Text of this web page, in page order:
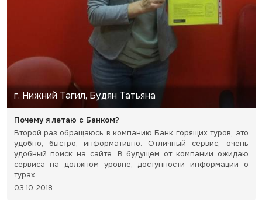
г. Нижний Тагил, Будян Татьяна
Почему я летаю с Банком?
Второй раз обращаюсь в компанию Банк горящих туров, это
удобно, быстро, информативно. Отличный сервис, очень
удобный поиск на сайте. В будущем от компании ожидаю
сервиса на должном уровне, доступности информации о
турах.
03.10.2018